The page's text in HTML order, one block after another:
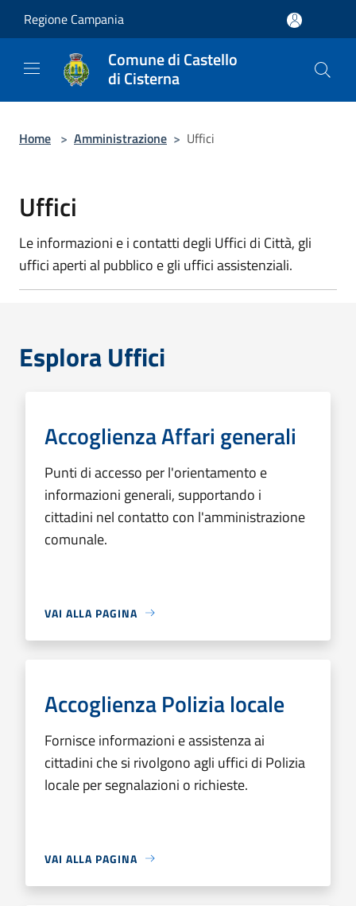
Regione Campania
Comune di Castello
di Cisterna
Home > Amministrazione > Uffici
Uffici
Le informazioni e i contatti degli Uffici di Città, gli
uffici aperti al pubblico e gli uffici assistenziali.
Esplora Uffici
Accoglienza Affari generali
Punti di accesso per l'orientamento e
informazioni generali, supportando i
cittadini nel contatto con l'amministrazione
comunale.
VAI ALLA PAGINA
Accoglienza Polizia locale
Fornisce informazioni e assistenza ai
cittadini che si rivolgono agli uffici di Polizia
locale per segnalazioni o richieste.
VAI ALLA PAGINA